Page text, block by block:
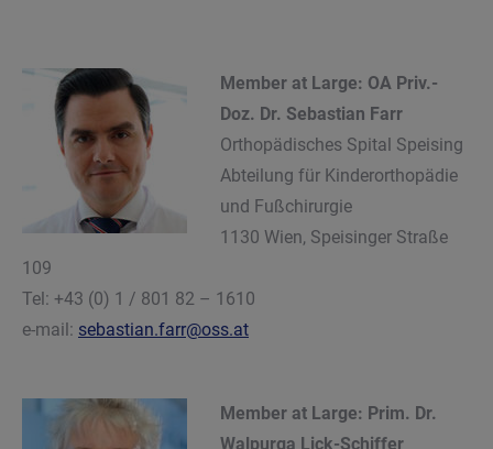
Member at Large: OA Priv.-
Doz. Dr. Sebastian Farr
Orthopädisches Spital Speising
Abteilung für Kinderorthopädie
und Fußchirurgie
1130 Wien, Speisinger Straße
109
Tel: +43 (0) 1 / 801 82 – 1610
e-mail: sebastian.farr@oss.at
Member at Large: Prim. Dr.
Walpurga Lick-Schiffer